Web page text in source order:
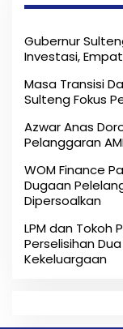
Gubernur
Investasi,
Masa Transisi
Sulteng Fokus
Azwar Anas
Pelanggaran
‎WOM Finance
Dugaan
Dipersoalkan ‎
LPM dan Tokoh
Perselisihan
Kekeluargaan